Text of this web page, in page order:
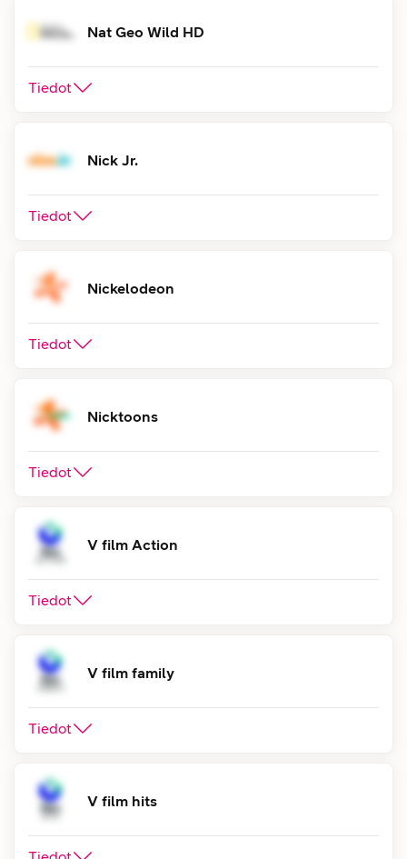
Nat Geo Wild HD
Tiedot
Nick Jr.
Tiedot
Nickelodeon
Tiedot
Nicktoons
Tiedot
V film Action
Tiedot
V film family
Tiedot
V film hits